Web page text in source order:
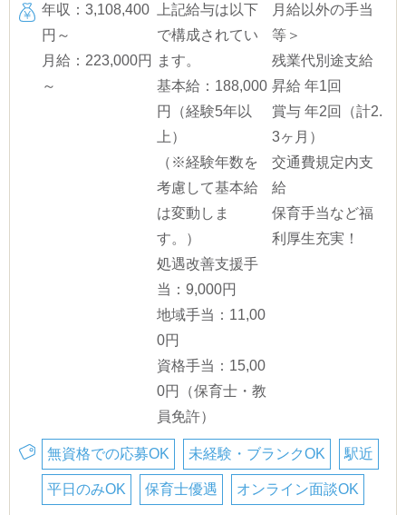
年収：3,108,400
円～
月給：223,000円
～
上記給与は以下
で構成されてい
ます。
基本給：188,000
円（経験5年以
上）
（※経験年数を
考慮して基本給
は変動しま
す。）
処遇改善支援手
当：9,000円
地域手当：11,00
0円
資格手当：15,00
0円（保育士・教
員免許）
月給以外の手当
等＞
残業代別途支給
昇給 年1回
賞与 年2回（計2.
3ヶ月）
交通費規定内支
給
保育手当など福
利厚生充実！
無資格での応募OK 未経験・ブランクOK 駅近
平日のみOK 保育士優遇 オンライン面談OK